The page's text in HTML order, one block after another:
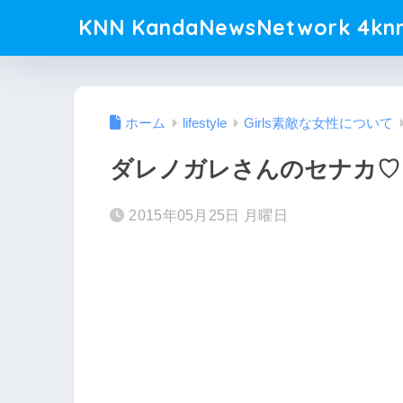
KNN KandaNewsNetwork
ホーム lifestyle Girls素敵な女性について
ダレノガレさんのセナカ♡
2015年05月25日 月曜日